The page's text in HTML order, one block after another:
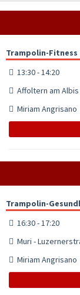
Trampolin-Fitness
13:30 - 14:20
Affoltern am
Miriam Angrisano
Trampolin-
16:30 - 17:20
Muri -
Miriam Angrisano